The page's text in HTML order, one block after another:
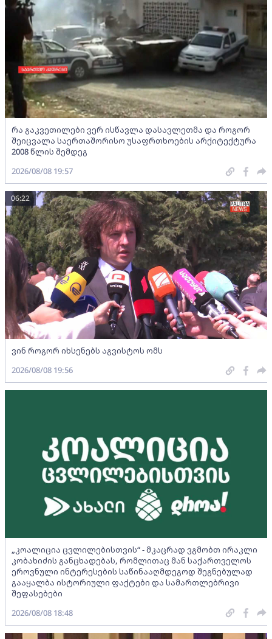
რა გაკვეთილები ვერ ისწავლა დასავლეთმა და როგორ
შეიცვალა საერთაშორისო უსაფრთხოების არქიტექტურა
2008 წლის შემდეგ
2026/08/08 19:57
ვინ როგორ იხსენებს აგვისტოს ომს
06:22
2026/08/08 19:56
„კოალიცია ცვლილებისთვის“ - მკაცრად ვგმობთ ირაკლი
კობახიძის განცხადებას, რომლითაც მან საქართველოს
ეროვნული ინტერესების საწინააღმდეგოდ შეგნებულად
გააყალბა ისტორიული ფაქტები და სამართლებრივი
შეფასებები
2026/08/08 18:48